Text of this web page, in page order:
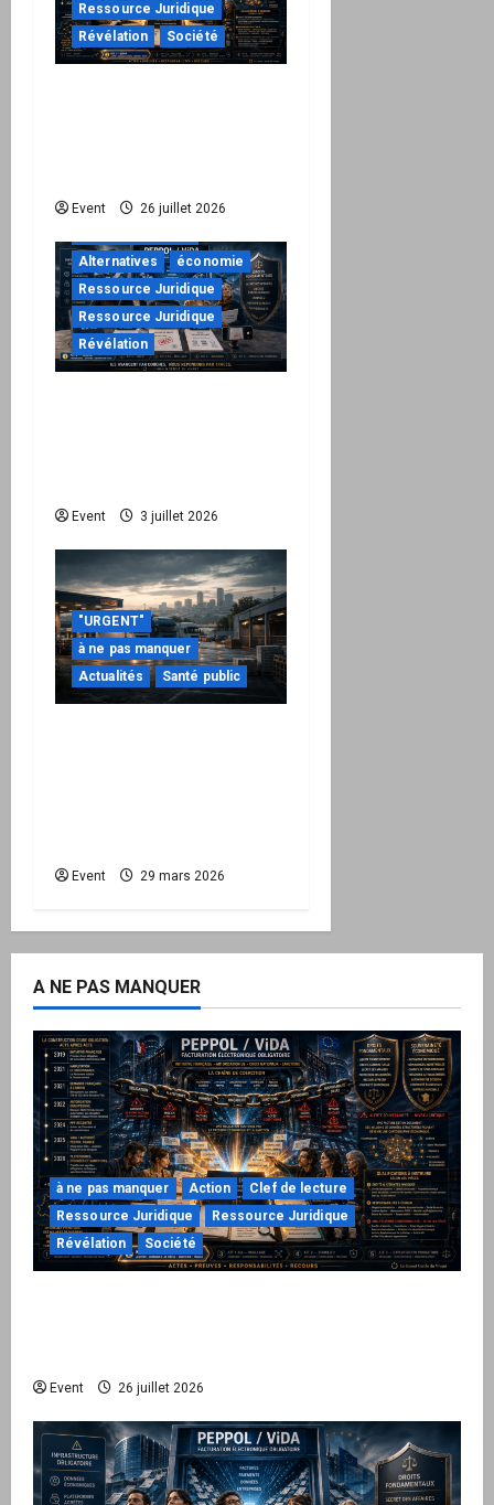
Ressource Juridique
Révélation
Société
Event 26 juillet 2026
"URGENT"
Alternatives
économie
Ressource Juridique
Ressource Juridique
Révélation
Event 3 juillet 2026
"URGENT"
à ne pas manquer
Actualités
Santé public
Event 29 mars 2026
A NE PAS MANQUER
à ne pas manquer Action
Clef de lecture
Ressource Juridique
Ressource Juridique
Révélation
Société
Event 26 juillet 2026